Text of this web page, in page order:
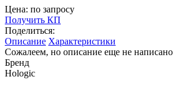
Цена: по запросу
Получить КП
Поделиться:
Описание Характеристики
Сожалеем, но описание еще не написано
Бренд
Hologic